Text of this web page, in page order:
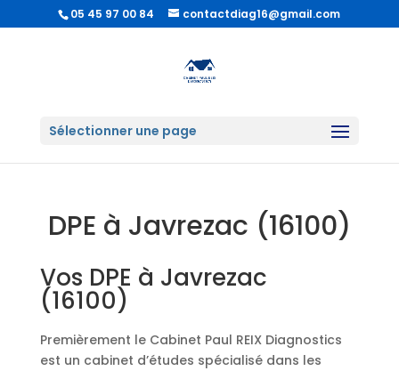
05 45 97 00 84 contactdiag16@gmail.com
Sélectionner une page
DPE à Javrezac (16100)
Vos DPE à Javrezac
(16100)
Premièrement le Cabinet Paul REIX Diagnostics
est un cabinet d’études spécialisé dans les